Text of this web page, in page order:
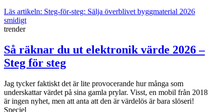
Läs artikeln: Steg-för-steg: Sälja överblivet byggmaterial 2026
smidigt
trender
Så räknar du ut elektronik värde 2026 –
Steg för steg
Jag tycker faktiskt det är lite provocerande hur många som
underskattar värdet på sina gamla prylar. Visst, en mobil från 2018
är ingen nyhet, men att anta att den är värdelös är bara slöseri!
Speciel